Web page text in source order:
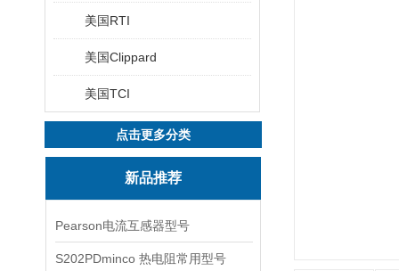
美国RTI
美国Clippard
美国TCI
点击更多分类
新品推荐
Pearson电流互感器型号
S202PDminco 热电阻常用型号